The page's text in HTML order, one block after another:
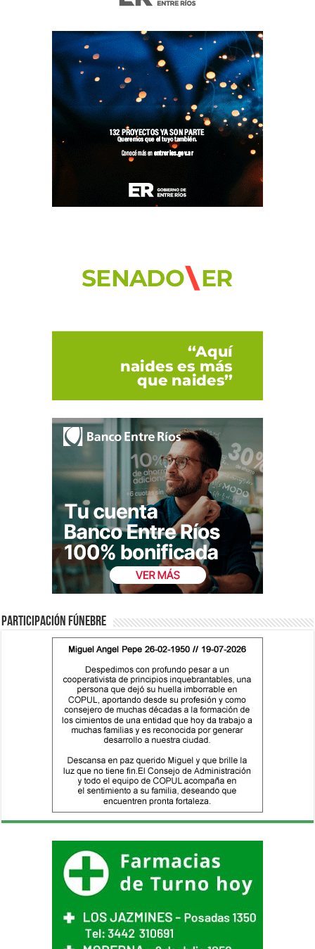
Participación fúnebre